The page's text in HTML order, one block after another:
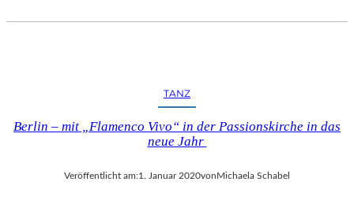
TANZ
Berlin – mit „Flamenco Vivo“ in der Passionskirche in das
neue Jahr
Veröffentlicht am:1. Januar 2020von Michaela Schabel